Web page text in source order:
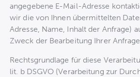
angegebene E-Mail-Adresse
wir die von Ihnen übermittelten
Adresse, Name, Inhalt der Anfrage)
Zweck der Bearbeitung Ihrer
Rechtsgrundlage für diese
lit. b DSGVO (Verarbeitung zur